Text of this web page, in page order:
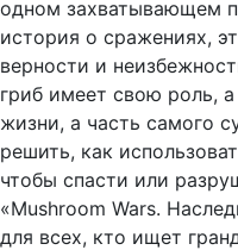
одном захватывающем
история о сражениях,
верности и
гриб имеет свою роль,
жизни, а часть самого
решить, как
чтобы спасти или
«Mushroom Wars.
для всех, кто ищет